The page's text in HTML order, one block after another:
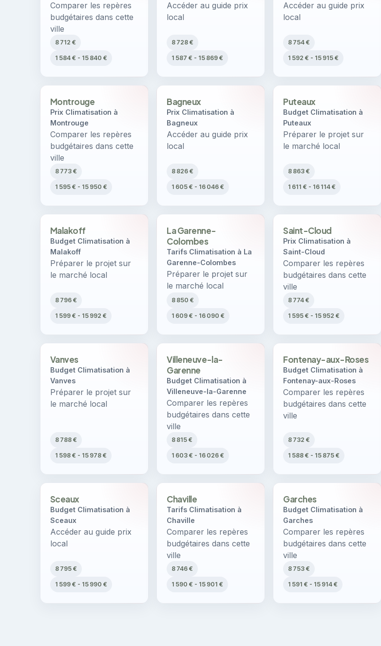
Comparer les repères
budgétaires dans cette
ville
8 712 €
1 584 € - 15 840 €
Accéder au guide prix
local
8 728 €
1 587 € - 15 869 €
Accéder au guide prix
local
8 754 €
1 592 € - 15 915 €
Montrouge
Prix Climatisation à
Montrouge
Comparer les repères
budgétaires dans cette
ville
8 773 €
1 595 € - 15 950 €
Bagneux
Prix Climatisation à
Bagneux
Accéder au guide prix
local
8 826 €
1 605 € - 16 046 €
Puteaux
Budget Climatisation à
Puteaux
Préparer le projet sur
le marché local
8 863 €
1 611 € - 16 114 €
Malakoff
Budget Climatisation à
Malakoff
Préparer le projet sur
le marché local
8 796 €
1 599 € - 15 992 €
La Garenne-
Colombes
Tarifs Climatisation à La
Garenne-Colombes
Préparer le projet sur
le marché local
8 850 €
1 609 € - 16 090 €
Saint-Cloud
Prix Climatisation à
Saint-Cloud
Comparer les repères
budgétaires dans cette
ville
8 774 €
1 595 € - 15 952 €
Vanves
Budget Climatisation à
Vanves
Préparer le projet sur
le marché local
8 788 €
1 598 € - 15 978 €
Villeneuve-la-
Garenne
Budget Climatisation à
Villeneuve-la-Garenne
Comparer les repères
budgétaires dans cette
ville
8 815 €
1 603 € - 16 026 €
Fontenay-aux-Roses
Budget Climatisation à
Fontenay-aux-Roses
Comparer les repères
budgétaires dans cette
ville
8 732 €
1 588 € - 15 875 €
Sceaux
Budget Climatisation à
Sceaux
Accéder au guide prix
local
8 795 €
1 599 € - 15 990 €
Chaville
Tarifs Climatisation à
Chaville
Comparer les repères
budgétaires dans cette
ville
8 746 €
1 590 € - 15 901 €
Garches
Budget Climatisation à
Garches
Comparer les repères
budgétaires dans cette
ville
8 753 €
1 591 € - 15 914 €